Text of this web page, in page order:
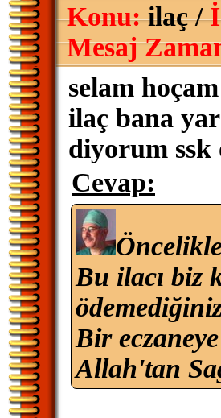
Konu:ilaç /
Mesaj
selam
ilaç bana
diyorum ssk
Cevap:
Bu ilacı biz
Bir
Allah'tan